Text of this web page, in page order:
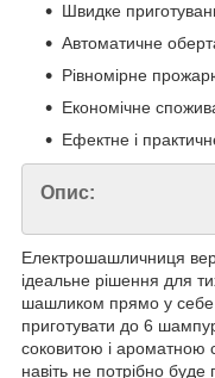
Швидке
Автоматичне
Рівномірне
Економічне
Ефектне і
Опис:
Електрошашличниця
ідеальне рішення для
шашликом прямо у себе
приготувати до 6
соковитою і ароматною
навіть не потрібно